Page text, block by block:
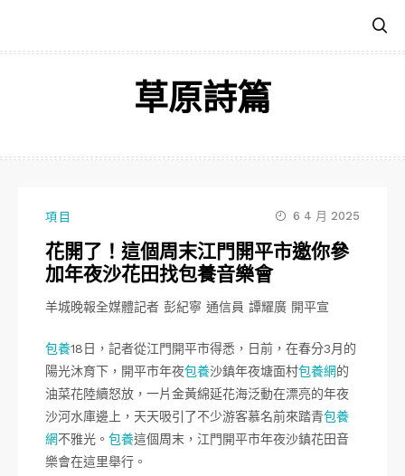
主
草原詩篇
項目 6 4 月 2025
花開了！這個周末江門開平市邀你參
加年夜沙花田找包養音樂會
羊城晚報全媒體記者 彭紀寧 通信員 譚耀廣 開平宣
包養18日，記者從江門開平市得悉，日前，在春分3月的
陽光沐育下，開平市年夜包養沙鎮年夜塘面村包養網的
油菜花陸續怒放，一片金黃綿延花海泛動在漂亮的年夜
沙河水庫邊上，天天吸引了不少游客慕名前來踏青包養
網不雅光。 包養這個周末，江門開平市年夜沙鎮花田音
樂會在這里舉行。